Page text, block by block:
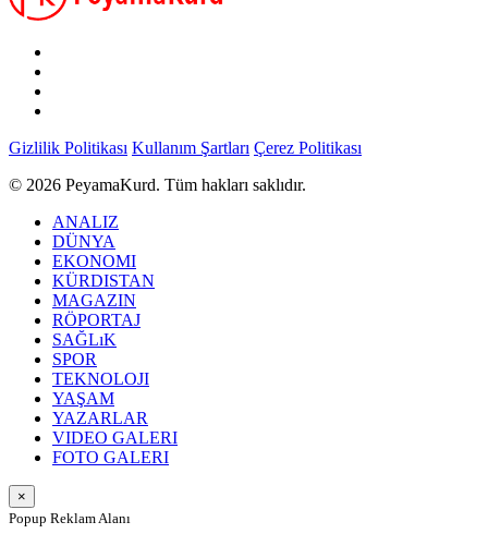
Gizlilik Politikası Kullanım Şartları Çerez Politikası
© 2026 PeyamaKurd. Tüm hakları saklıdır.
ANALIZ
DÜNYA
EKONOMI
KÜRDISTAN
MAGAZIN
RÖPORTAJ
SAĞLıK
SPOR
TEKNOLOJI
YAŞAM
YAZARLAR
VIDEO GALERI
FOTO GALERI
×
Popup Reklam Alanı